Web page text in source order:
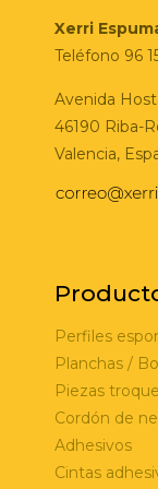
Xerri
Teléfono 96
Avenida
46190 Riba-
Valencia,
Perfiles
Planchas /
Piezas
Cordón de
Adhesivos
Cintas